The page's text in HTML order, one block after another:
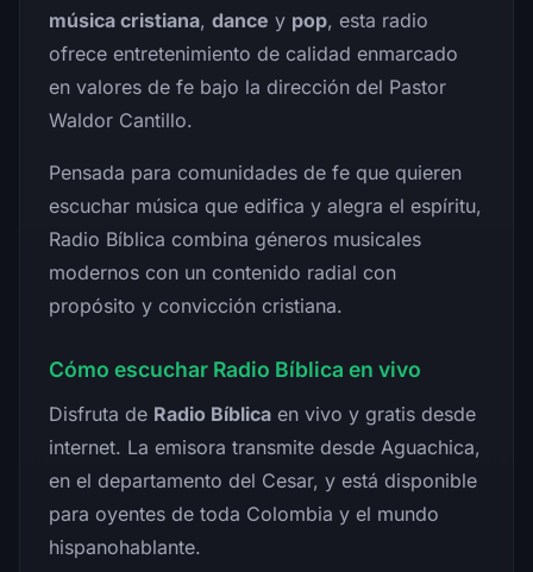
música cristiana, dance y pop, esta radio
ofrece entretenimiento de calidad enmarcado
en valores de fe bajo la dirección del Pastor
Waldor Cantillo.
Pensada para comunidades de fe que quieren
escuchar música que edifica y alegra el espíritu,
Radio Bíblica combina géneros musicales
modernos con un contenido radial con
propósito y convicción cristiana.
Cómo escuchar Radio Bíblica en vivo
Disfruta de Radio Bíblica en vivo y gratis desde
internet. La emisora transmite desde Aguachica,
en el departamento del Cesar, y está disponible
para oyentes de toda Colombia y el mundo
hispanohablante.